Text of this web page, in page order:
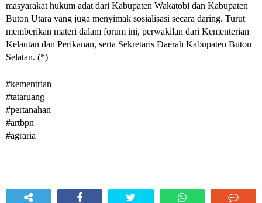
masyarakat hukum adat dari Kabupaten Wakatobi dan Kabupaten
Buton Utara yang juga menyimak sosialisasi secara daring. Turut
memberikan materi dalam forum ini, perwakilan dari Kementerian
Kelautan dan Perikanan, serta Sekretaris Daerah Kabupaten Buton
Selatan. (*)
#kementrian
#tataruang
#pertanahan
#artbpn
#agraria